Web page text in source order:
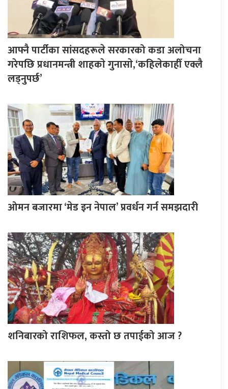
आफ्नै पार्टीका सांसदहरूले सरकारको कडा अलोचना
गरेपछि प्रधानमन्त्री शाहकाे गुनासाे,‘कहिलेकाहीँ एक्लै
लड्नुपर्छ’
ओमन बजारमा ‘मेड इन नेपाल’ प्रवर्धन गर्न समझदारी
शनिबारको राशिफल, कस्तो छ तपाईको आज ?